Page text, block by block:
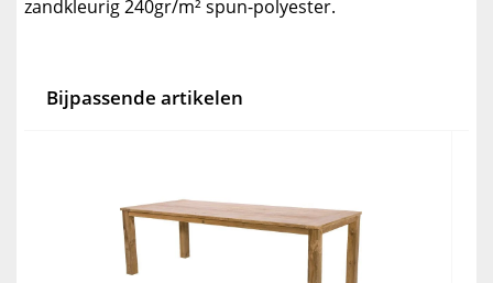
zandkleurig 240gr/m² spun-polyester.
Bijpassende artikelen